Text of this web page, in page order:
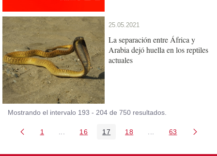
25.05.2021
La separación entre África y
Arabia dejó huella en los reptiles
actuales
Mostrando el intervalo 193 - 204 de 750 resultados.
Página
1 Páginas intermedias Use TAB para
Página
16 Página
17 Página
18 PáginasPágina
63